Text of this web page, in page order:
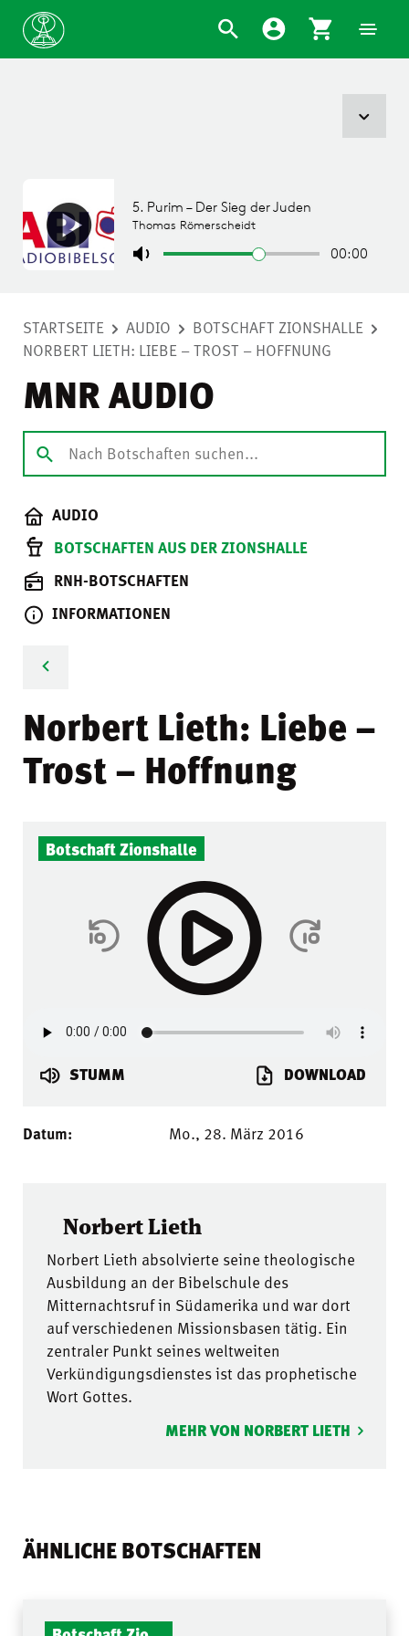
STARTSEITE AUDIO
BOTSCHAFT ZIONSHALLE
NORBERT LIETH: LIEBE – TROST – HOFFNUNG
MNR AUDIO
AUDIO
BOTSCHAFTEN AUS DER ZIONSHALLE
RNH-BOTSCHAFTEN
INFORMATIONEN
Norbert Lieth: Liebe –
Trost – Hoffnung
Botschaft Zionshalle
STUMM DOWNLOAD
Datum: Mo., 28. März 2016
Norbert Lieth
Norbert Lieth absolvierte seine theologische
Ausbildung an der Bibelschule des
Mitternachtsruf in Südamerika und war dort
auf verschiedenen Missionsbasen tätig. Ein
zentraler Punkt seines weltweiten
Verkündigungsdienstes ist das prophetische
Wort Gottes.
MEHR VON NORBERT LIETH
ÄHNLICHE BOTSCHAFTEN